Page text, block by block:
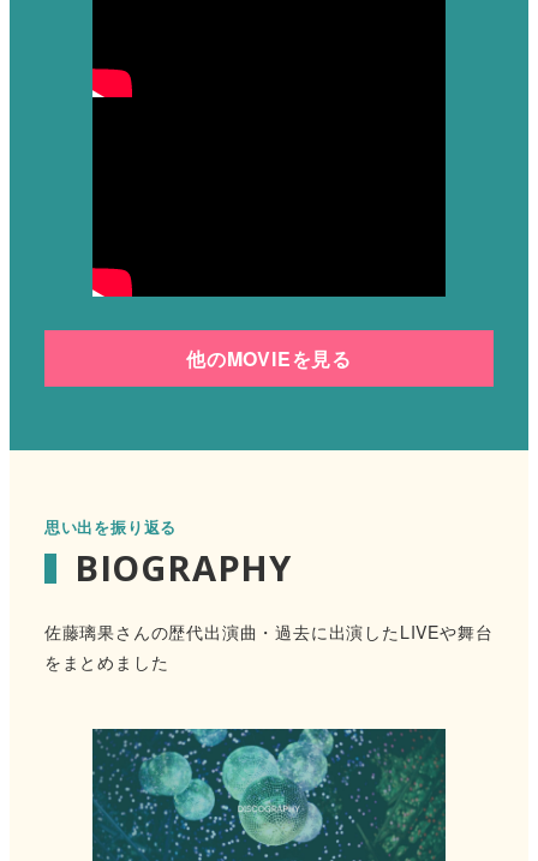
他のMOVIEを見る
思い出を振り返る
BIOGRAPHY
佐藤璃果さんの歴代出演曲・過去に出演したLIVEや舞台
をまとめました